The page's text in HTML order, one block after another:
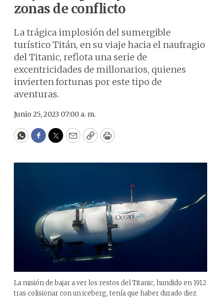
zonas de conflicto
La trágica implosión del sumergible
turístico Titán, en su viaje hacia el naufragio
del Titanic, reflota una serie de
excentricidades de millonarios, quienes
invierten fortunas por este tipo de
aventuras.
Junio 25, 2023 07:00 a. m.
WhatsApp
Facebook
Twitter
EmailCopyPrint
La misión de bajar a ver los restos del Titanic, hundido en 1912
tras colisionar con un iceberg, tenía que haber durado diez